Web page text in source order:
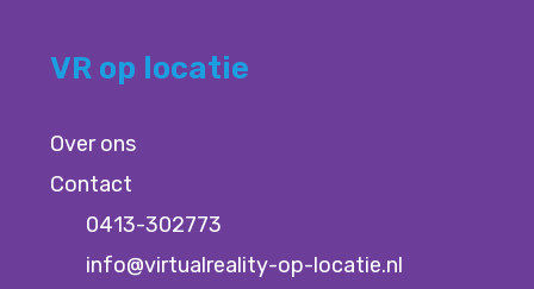
VR op locatie
Over ons
Contact
0413-302773
info@virtualreality-op-locatie.nl